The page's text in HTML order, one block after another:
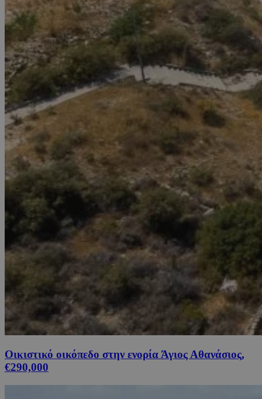
Οικιστικό οικόπεδο στην ενορία Άγιος Αθανάσιος,
€290,000